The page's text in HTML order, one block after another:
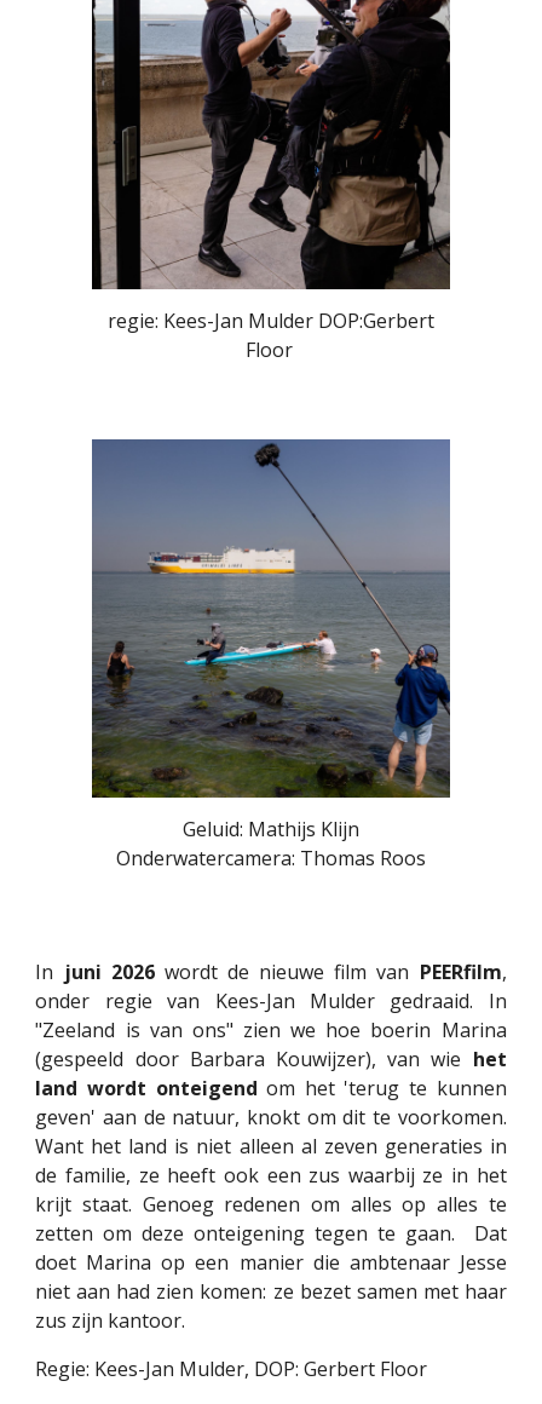
regie: Kees-Jan Mulder DOP:Gerbert
Floor
Geluid: Mathijs Klijn
Onderwatercamera: Thomas Roos
In juni 2026wordt de nieuwe film van PEERfilm,
onder regie van Kees-Jan Mulder gedraaid. In
"Zeeland is van ons" zien we hoe boerin Marina
(gespeeld door Barbara Kouwijzer), van wie het
land wordt onteigend om het 'terug te kunnen
geven' aan de natuur, knokt om dit te voorkomen.
Want het land is niet alleen al zeven generaties in
de familie, ze heeft ook een zus waarbij ze in het
krijt staat. Genoeg redenen om alles op alles te
zetten om deze onteigening tegen te gaan. Dat
doet Marina op een manier die ambtenaar Jesse
niet aan had zien komen: ze bezet samen met haar
zus zijn kantoor.
Regie: Kees-Jan Mulder, DOP: Gerbert Floor